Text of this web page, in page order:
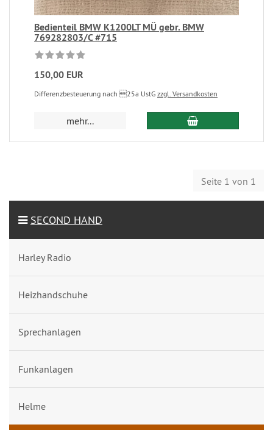
Bedienteil BMW K1200LT MÜ gebr. BMW
769282803/C #715
150,00 EUR
Differenzbesteuerung nach 25a UstG zzgl. Versandkosten
mehr...
Seite 1 von 1
SECOND HAND
Harley Radio
Heizhandschuhe
Sprechanlagen
Funkanlagen
Helme